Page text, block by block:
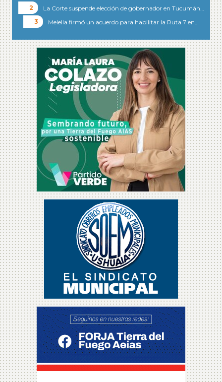
La Corte suspende elección de gobernador en Tucumán…
Melella firmó un acuerdo para habilitar la Ruta 7 en…